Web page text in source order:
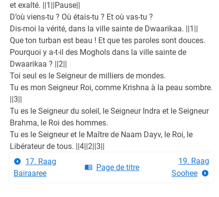
et exalté. ||1||Pause||
D’où viens-tu ? Où étais-tu ? Et où vas-tu ?
Dis-moi la vérité, dans la ville sainte de Dwaarikaa. ||1||
Que ton turban est beau ! Et que tes paroles sont douces.
Pourquoi y a-t-il des Moghols dans la ville sainte de
Dwaarikaa ? ||2||
Toi seul es le Seigneur de milliers de mondes.
Tu es mon Seigneur Roi, comme Krishna à la peau sombre.
||3||
Tu es le Seigneur du soleil, le Seigneur Indra et le Seigneur
Brahma, le Roi des hommes.
Tu es le Seigneur et le Maître de Naam Dayv, le Roi, le
Libérateur de tous. ||4||2||3||
17. Raag
Bairaaree
Page de titre
19. Raag
Soohee